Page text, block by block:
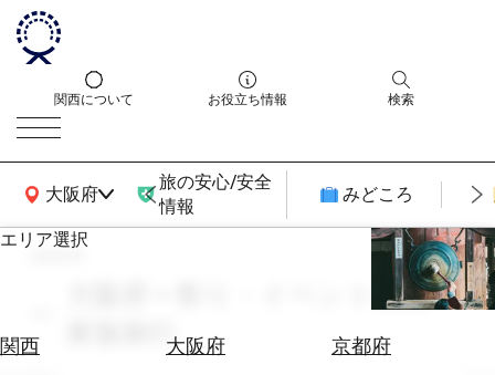
関西について お役立ち情報 検索
大阪府
関西広域MAP
旅の安心/安全
情報
みどころ
エリア選択
関西 大阪府
京都府
エ
search
大阪府 × 祭り・イベント体験 ×
家族旅行